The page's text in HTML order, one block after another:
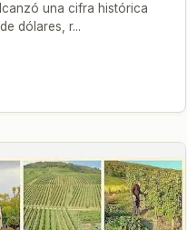
una cifra histórica
dólares, r...